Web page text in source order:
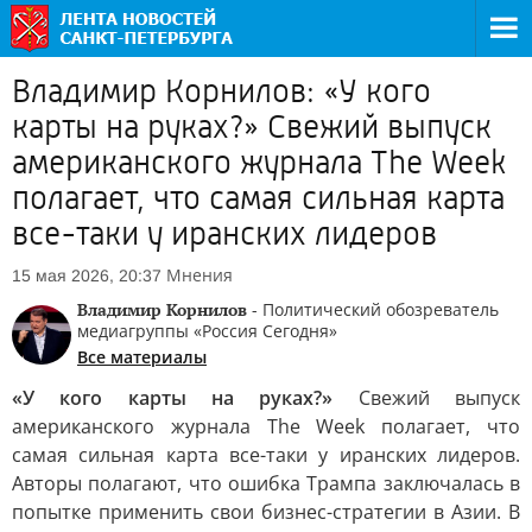
Владимир Корнилов: «У кого
карты на руках?» Свежий выпуск
американского журнала The Week
полагает, что самая сильная карта
все-таки у иранских лидеров
15 мая 2026, 20:37 Мнения
Владимир Корнилов - Политический обозреватель
медиагруппы «Россия Сегодня»
Все материалы
«У кого карты на руках?» Свежий выпуск
американского журнала The Week полагает, что
самая сильная карта все-таки у иранских лидеров.
Авторы полагают, что ошибка Трампа заключалась в
попытке применить свои бизнес-стратегии в Азии. В